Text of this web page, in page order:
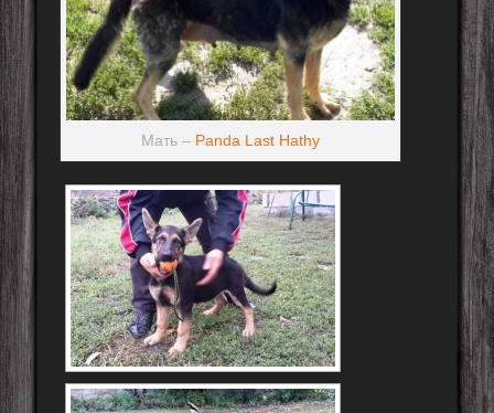
Мать – Panda Last Hathy